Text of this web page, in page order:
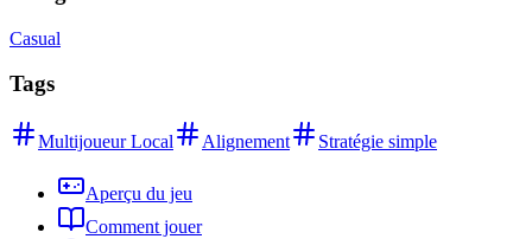
Casual
Tags
Multijoueur Local Alignement Stratégie simple
Aperçu du jeu
Comment jouer